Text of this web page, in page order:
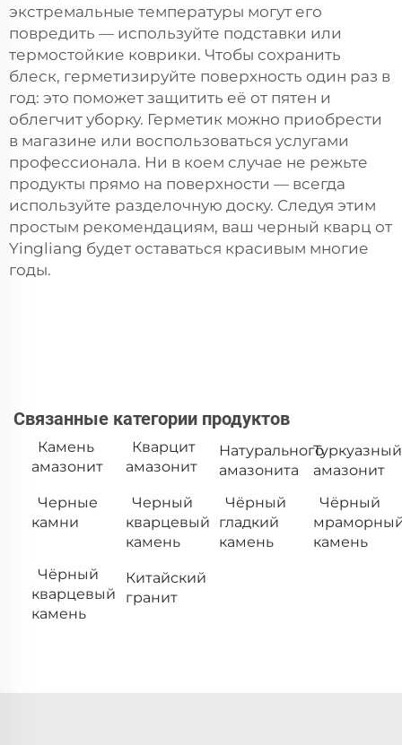
экстремальные температуры могут его
повредить — используйте подставки или
термостойкие коврики. Чтобы сохранить
блеск, герметизируйте поверхность один раз в
год: это поможет защитить её от пятен и
облегчит уборку. Герметик можно приобрести
в магазине или воспользоваться услугами
профессионала. Ни в коем случае не режьте
продукты прямо на поверхности — всегда
используйте разделочную доску. Следуя этим
простым рекомендациям, ваш черный кварц от
Yingliang будет оставаться красивым многие
годы.
Связанные категории продуктов
Камень
амазонит
Кварцит
амазонит
Натурального
амазонита
Туркуазный
амазонит
Черные
камни
Черный
кварцевый
камень
Чёрный
гладкий
камень
Чёрный
камень
Чёрный
кварцевый
камень
Китайский
гранит